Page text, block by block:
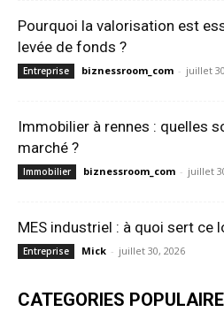
Pourquoi la valorisation est
levée de fonds ?
Entreprise biznessroom_com - juillet
Immobilier à rennes : quelles
marché ?
Immobilier biznessroom_com - juillet
MES industriel : à quoi sert ce
Entreprise Mick - juillet 30, 2026
CATEGORIES